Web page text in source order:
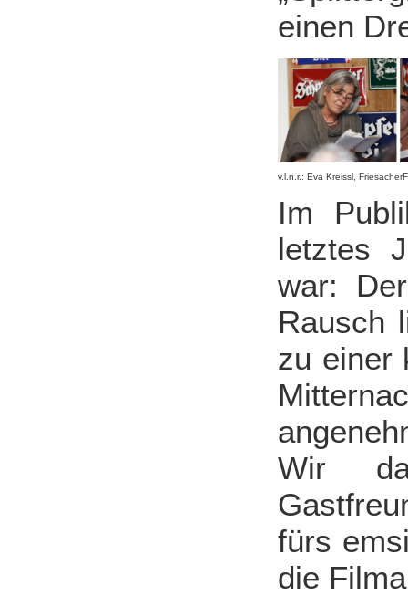
einen
v.l.n.r.: Eva Kreissl,
Im
letztes
war:
Rausch
zu einer
Wir
fürs
die